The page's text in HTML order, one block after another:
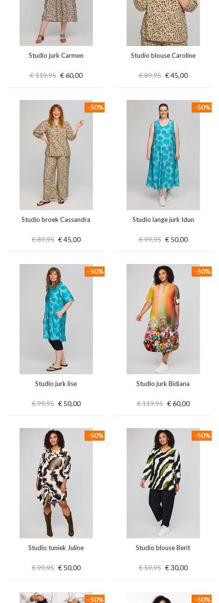
Studio jurk Carmen
€ 119,95 € 60,00
Studio blouse Caroline
€ 89,95 € 45,00
Studio broek Cassandra
€ 89,95 € 45,00
-50%
Studio lange jurk Idun
€ 99,95 € 50,00
-50%
Studio jurk lise
€ 99,95 € 50,00
-50%
Studio jurk Bidiana
€ 119,95 € 60,00
-50%
Studio tuniek Juline
€ 99,95 € 50,00
-50%
Studio blouse Berit
€ 59,95 € 30,00
-50%
-50% -50%